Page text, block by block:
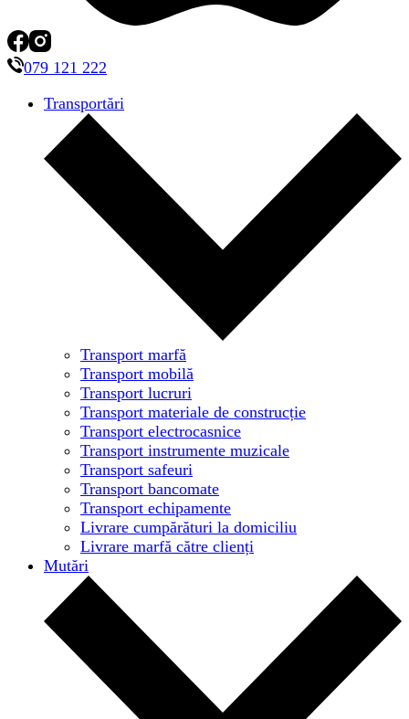
079 121 222
Transportări
Transport marfă
Transport mobilă
Transport lucruri
Transport materiale de construcție
Transport electrocasnice
Transport instrumente muzicale
Transport safeuri
Transport bancomate
Transport echipamente
Livrare cumpărături la domiciliu
Livrare marfă către clienți
Mutări